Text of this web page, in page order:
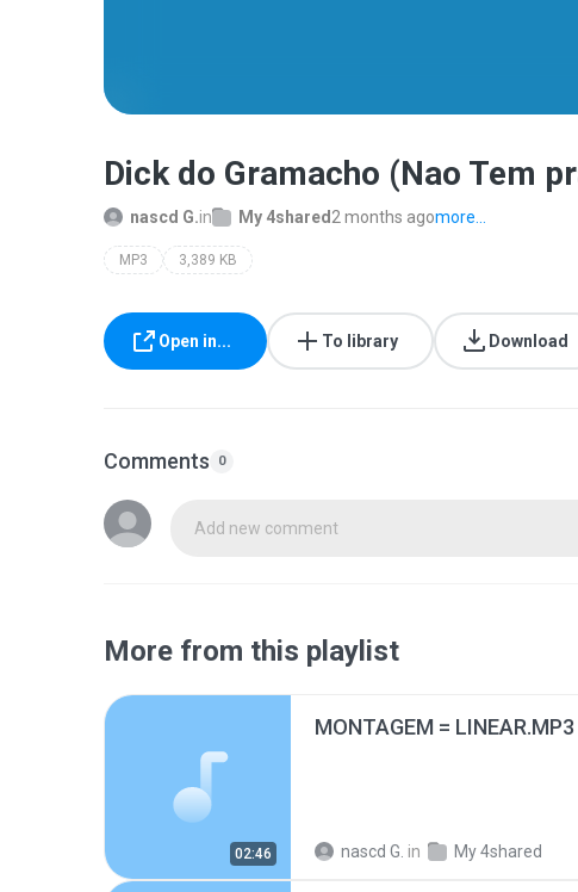
Dick do Gramacho (Nao Tem
nascd G.in My 4shared 2 months agomore...
MP3 3,389 KB
Open in... To library Download
Comments 0
Add new comment
More from this playlist
02:46
MONTAGEM = LINEAR.MP3
nascd G. in My 4shared